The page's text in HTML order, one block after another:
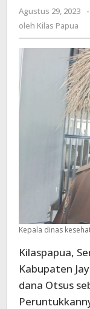
Agustus 29, 2023 -
oleh Kilas Papua
Kepala dinas
Kilaspapua,
Kabupaten
dana Otsus